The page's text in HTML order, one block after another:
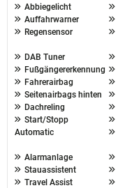
Abbiegelicht
Auffahrwarner
Regensensor
DAB Tuner
Fußgängererkennung
Fahrerairbag
Seitenairbags hinten
Dachreling
Start/Stopp
Automatic
Alarmanlage
Stauassistent
Travel Assist